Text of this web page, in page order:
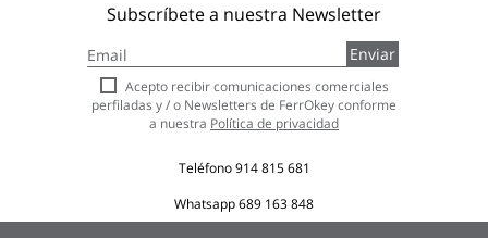
Subscríbete a nuestra Newsletter
a
nuestro
boletín
de
Enviar
Acepto recibir comunicaciones comerciales
perfiladas y / o Newsletters de FerrOkey conforme
a nuestra Política de privacidad
Teléfono914 815 681
Whatsapp689 163 848